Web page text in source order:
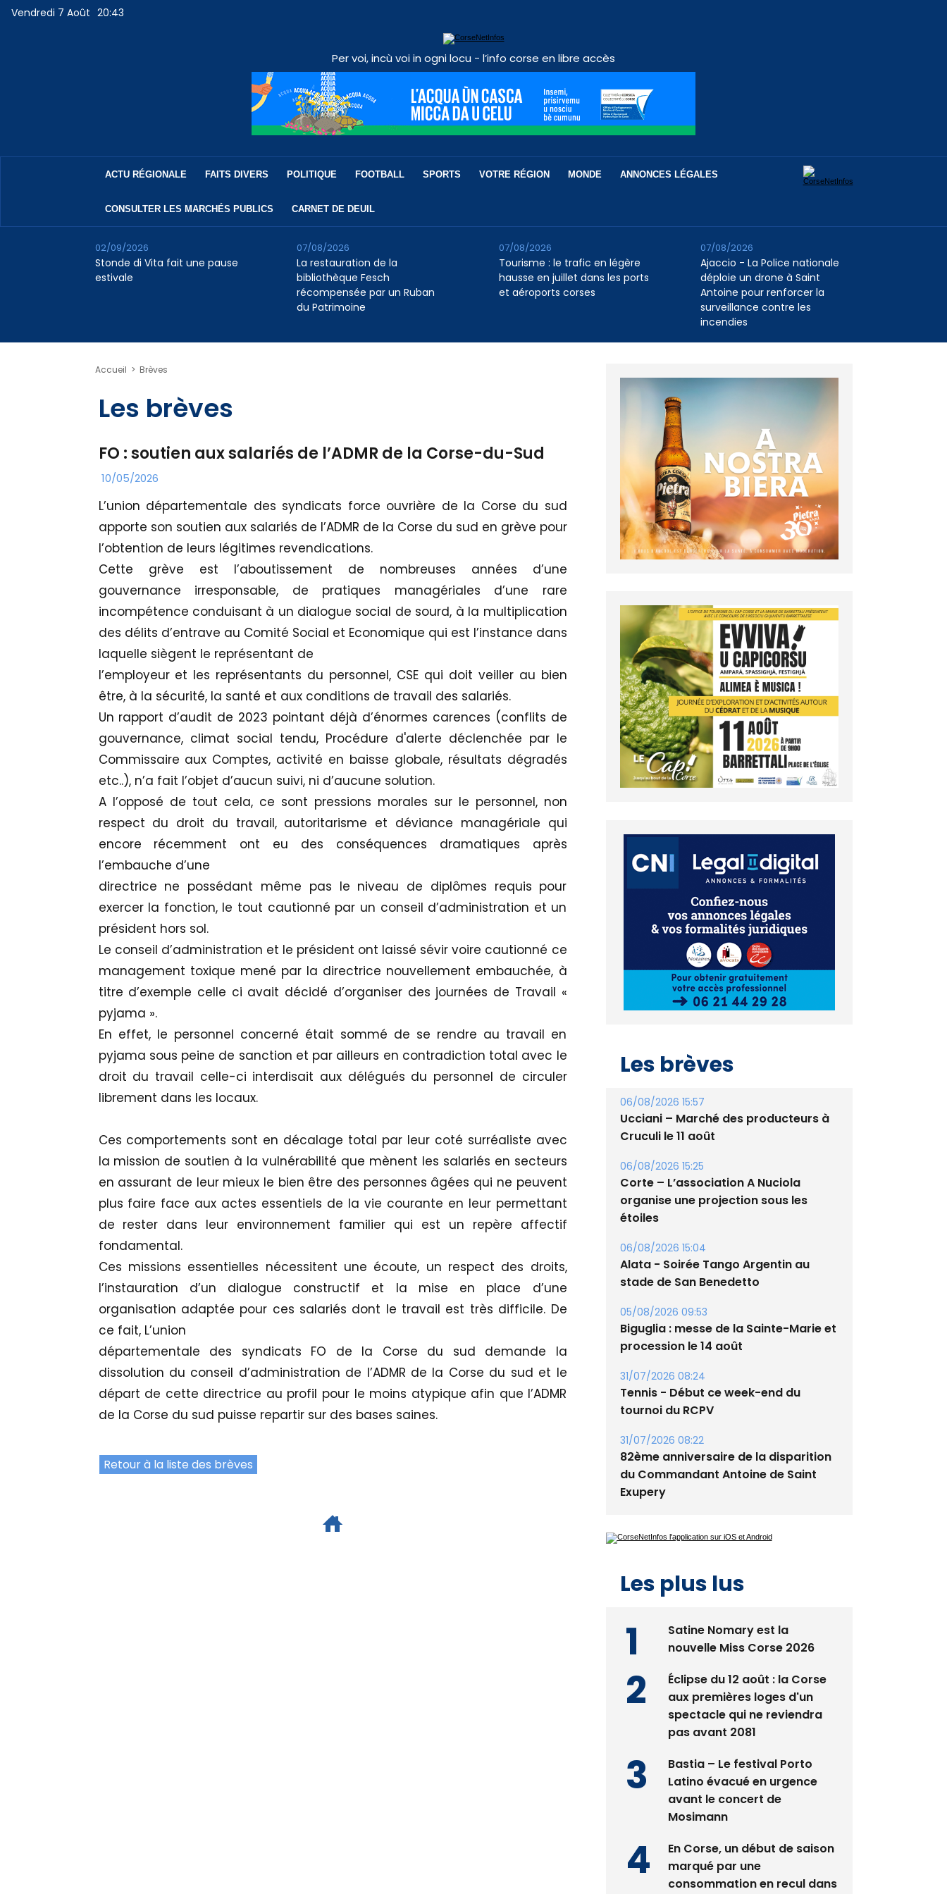
Vendredi 7 Août 20:43
Per voi, incù voi in ogni locu - l’info corse en libre accès
ACTU RÉGIONALE FAITS DIVERS POLITIQUE FOOTBALL SPORTS VOTRE RÉGION MONDE ANNONCES LÉGALES
CONSULTER LES MARCHÉS PUBLICS CARNET DE DEUIL
Stonde di Vita fait une pause
estivale
02/09/2026
La restauration de la
bibliothèque Fesch
récompensée par un Ruban
du Patrimoine
07/08/2026
Tourisme : le trafic en légère
hausse en juillet dans les ports
et aéroports corses
07/08/2026
Ajaccio - La Police nationale
déploie un drone à Saint
Antoine pour renforcer la
surveillance contre les
incendies
07/08/2026
Accueil > Brèves
Les brèves
FO : soutien aux salariés de l’ADMR de la Corse-du-Sud
10/05/2026
L’union départementale des syndicats force ouvrière de la Corse du sud
apporte son soutien aux salariés de l’ADMR de la Corse du sud en grève pour
l’obtention de leurs légitimes revendications.
Cette grève est l’aboutissement de nombreuses années d’une
gouvernance irresponsable, de pratiques managériales d’une rare
incompétence conduisant à un dialogue social de sourd, à la multiplication
des délits d’entrave au Comité Social et Economique qui est l’instance dans
laquelle siègent le représentant de
l’employeur et les représentants du personnel, CSE qui doit veiller au bien
être, à la sécurité, la santé et aux conditions de travail des salariés.
Un rapport d’audit de 2023 pointant déjà d’énormes carences (conflits de
gouvernance, climat social tendu, Procédure d'alerte déclenchée par le
Commissaire aux Comptes, activité en baisse globale, résultats dégradés
etc..), n’a fait l’objet d’aucun suivi, ni d’aucune solution.
A l’opposé de tout cela, ce sont pressions morales sur le personnel, non
respect du droit du travail, autoritarisme et déviance managériale qui
encore récemment ont eu des conséquences dramatiques après
l’embauche d’une
directrice ne possédant même pas le niveau de diplômes requis pour
exercer la fonction, le tout cautionné par un conseil d’administration et un
président hors sol.
Le conseil d’administration et le président ont laissé sévir voire cautionné ce
management toxique mené par la directrice nouvellement embauchée, à
titre d’exemple celle ci avait décidé d’organiser des journées de Travail «
pyjama ».
En effet, le personnel concerné était sommé de se rendre au travail en
pyjama sous peine de sanction et par ailleurs en contradiction total avec le
droit du travail celle-ci interdisait aux délégués du personnel de circuler
librement dans les locaux.
Ces comportements sont en décalage total par leur coté surréaliste avec
la mission de soutien à la vulnérabilité que mènent les salariés en secteurs
en assurant de leur mieux le bien être des personnes âgées qui ne peuvent
plus faire face aux actes essentiels de la vie courante en leur permettant
de rester dans leur environnement familier qui est un repère affectif
fondamental.
Ces missions essentielles nécessitent une écoute, un respect des droits,
l’instauration d’un dialogue constructif et la mise en place d’une
organisation adaptée pour ces salariés dont le travail est très difficile. De
ce fait, L’union
départementale des syndicats FO de la Corse du sud demande la
dissolution du conseil d’administration de l’ADMR de la Corse du sud et le
départ de cette directrice au profil pour le moins atypique afin que l’ADMR
de la Corse du sud puisse repartir sur des bases saines.
Retour à la liste des brèves
06/08/2026 15:57
Cruculi le 11 août
06/08/2026 15:25
organise une projection sous les
étoiles
06/08/2026 15:04
stade de San Benedetto
05/08/2026 09:53
procession le 14 août
31/07/2026 08:24
Tennis - Début ce week-end du
tournoi du RCPV
31/07/2026 08:22
du Commandant Antoine de Saint
Exupery
Les plus lus
Satine Nomary est la
Éclipse du 12 août : la Corse
spectacle qui ne reviendra
pas avant 2081
Bastia – Le festival Porto
avant le concert de
Mosimann
En Corse, un début de saison
consommation en recul dans
les restaurants